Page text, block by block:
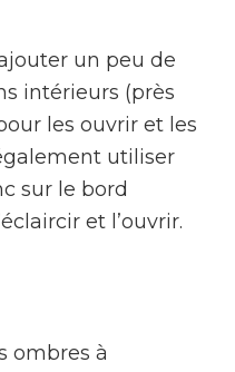
un peu de
intérieurs (près
les ouvrir et les
utiliser
sur le bord
et l’ouvrir.
ombres à